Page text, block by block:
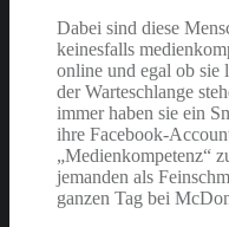
Dabei sind diese
keinesfalls
online und egal ob sie
der Warteschlange
immer haben sie ein
ihre Facebook-
„Medienkompetenz“
jemanden als
ganzen Tag bei